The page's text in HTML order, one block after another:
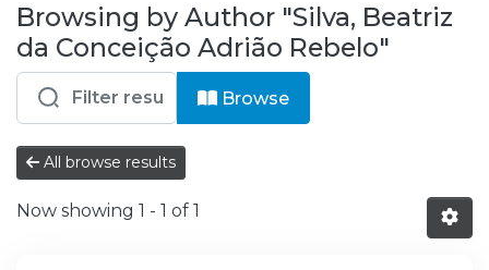
& Collections
Browse repository
Entities
Browsing by Author "Silva, Beatriz
da Conceição Adrião Rebelo"
Browse
All browse results
Now showing 1 - 1 of 1